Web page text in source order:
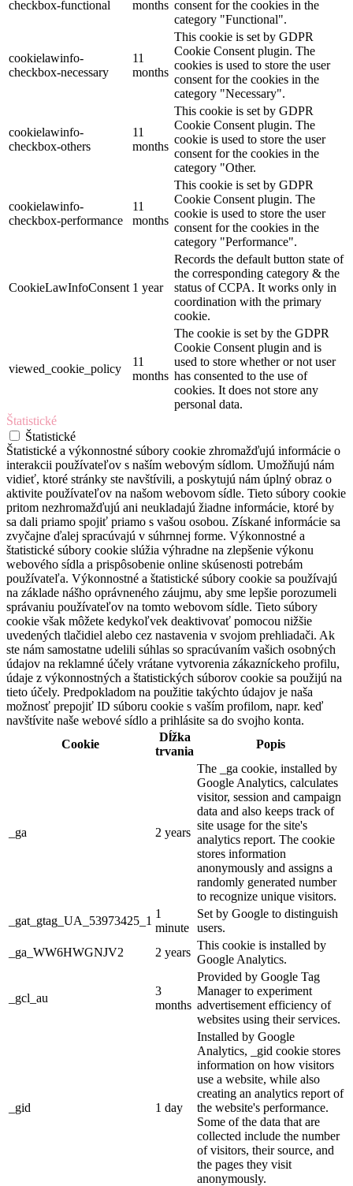
checkbox-functional months consent for the cookies in the
category "Functional".
cookielawinfo-
checkbox-necessary
11
months
This cookie is set by GDPR
Cookie Consent plugin. The
cookies is used to store the user
consent for the cookies in the
category "Necessary".
cookielawinfo-
checkbox-others
11
months
This cookie is set by GDPR
Cookie Consent plugin. The
cookie is used to store the user
consent for the cookies in the
category "Other.
cookielawinfo-
checkbox-performance
11
months
This cookie is set by GDPR
Cookie Consent plugin. The
cookie is used to store the user
consent for the cookies in the
category "Performance".
CookieLawInfoConsent 1 year
Records the default button state of
the corresponding category & the
status of CCPA. It works only in
coordination with the primary
cookie.
viewed_cookie_policy
11
months
The cookie is set by the GDPR
Cookie Consent plugin and is
used to store whether or not user
has consented to the use of
cookies. It does not store any
personal data.
Štatistické
Štatistické
Štatistické a výkonnostné súbory cookie zhromažďujú informácie o
interakcii používateľov s naším webovým sídlom. Umožňujú nám
vidieť, ktoré stránky ste navštívili, a poskytujú nám úplný obraz o
aktivite používateľov na našom webovom sídle. Tieto súbory cookie
pritom nezhromažďujú ani neukladajú žiadne informácie, ktoré by
sa dali priamo spojiť priamo s vašou osobou. Získané informácie sa
zvyčajne ďalej spracúvajú v súhrnnej forme. Výkonnostné a
štatistické súbory cookie slúžia výhradne na zlepšenie výkonu
webového sídla a prispôsobenie online skúsenosti potrebám
používateľa. Výkonnostné a štatistické súbory cookie sa používajú
na základe nášho oprávneného záujmu, aby sme lepšie porozumeli
správaniu používateľov na tomto webovom sídle. Tieto súbory
cookie však môžete kedykoľvek deaktivovať pomocou nižšie
uvedených tlačidiel alebo cez nastavenia v svojom prehliadači. Ak
ste nám samostatne udelili súhlas so spracúvaním vašich osobných
údajov na reklamné účely vrátane vytvorenia zákazníckeho profilu,
údaje z výkonnostných a štatistických súborov cookie sa použijú na
tieto účely. Predpokladom na použitie takýchto údajov je naša
možnosť prepojiť ID súboru cookie s vaším profilom, napr. keď
navštívite naše webové sídlo a prihlásite sa do svojho konta.
Cookie
Dĺžka
trvania
Popis
_ga 2 years
The _ga cookie, installed by
Google Analytics, calculates
visitor, session and campaign
data and also keeps track of
site usage for the site's
analytics report. The cookie
stores information
anonymously and assigns a
randomly generated number
to recognize unique visitors.
_gat_gtag_UA_53973425_1
1
minute
Set by Google to distinguish
users.
_ga_WW6HWGNJV2
2 years
This cookie is installed by
Google Analytics.
_gcl_au
3
months
Provided by Google Tag
Manager to experiment
advertisement efficiency of
websites using their services.
_gid 1 day
Installed by Google
Analytics, _gid cookie stores
information on how visitors
use a website, while also
creating an analytics report of
the website's performance.
Some of the data that are
collected include the number
of visitors, their source, and
the pages they visit
anonymously.